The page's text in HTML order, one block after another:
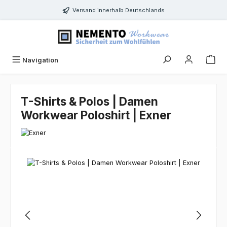
Zum Hauptinhalt springenVersand innerhalb Deutschlands
Navigation
T-Shirts & Polos | Damen
Workwear Poloshirt | Exner
Bildergalerie überspringen